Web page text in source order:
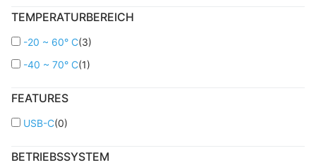
TEMPERATURBEREICH
-20 ~ 60° C(3)
-40 ~ 70° C(1)
FEATURES
USB-C(0)
BETRIEBSSYSTEM